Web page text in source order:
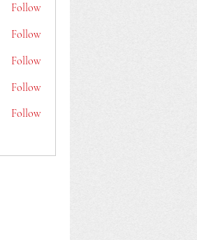
Follow
Follow
Follow
Follow
Follow